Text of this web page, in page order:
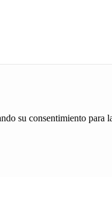
su consentimiento para